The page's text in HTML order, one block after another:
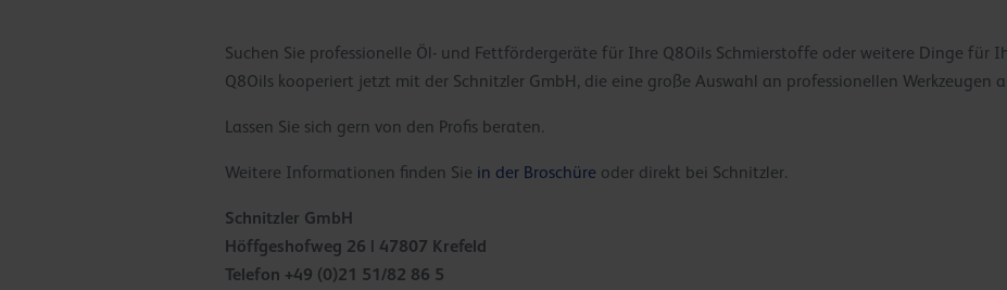
Suchen Sie professionelle Öl- und Fettfördergeräte für Ihre Q8Oils Schmierstoffe oder weitere Dinge für
Q8Oils kooperiert jetzt mit der Schnitzler GmbH, die eine große Auswahl an professionellen Werkzeugen
Lassen Sie sich gern von den Profis beraten.
Weitere Informationen finden Sie in der Broschüre oder direkt bei Schnitzler.
Schnitzler GmbH
Höffgeshofweg 26 | 47807 Krefeld
Telefon +49 (0)21 51/82 86 5